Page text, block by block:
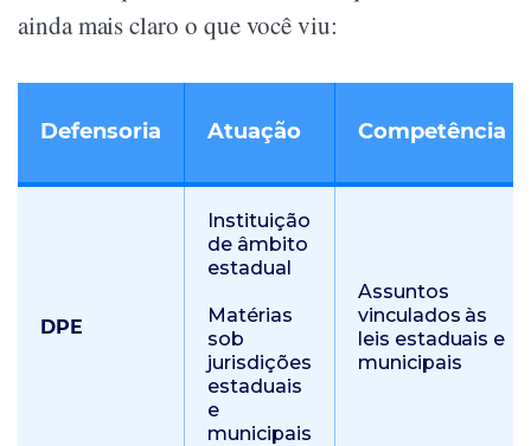
ainda mais claro o que você viu:
Defensoria Atuação Competência
DPE
Instituição
de âmbito
estadual
Matérias
sob
jurisdições
estaduais
e
municipais
Assuntos
vinculados às
leis estaduais e
municipais